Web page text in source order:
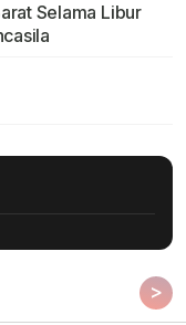
Selama Libur
>